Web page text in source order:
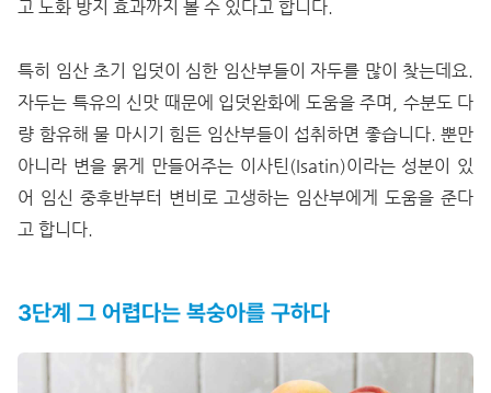
고 노화 방지 효과까지 볼 수 있다고 합니다.
특히 임산 초기 입덧이 심한 임산부들이 자두를 많이 찾는데요.
자두는 특유의 신맛 때문에 입덧완화에 도움을 주며, 수분도 다
량 함유해 물 마시기 힘든 임산부들이 섭취하면 좋습니다. 뿐만
아니라 변을 묽게 만들어주는 이사틴(Isatin)이라는 성분이 있
어 임신 중후반부터 변비로 고생하는 임산부에게 도움을 준다
고 합니다.
3단계 그 어렵다는 복숭아를 구하다